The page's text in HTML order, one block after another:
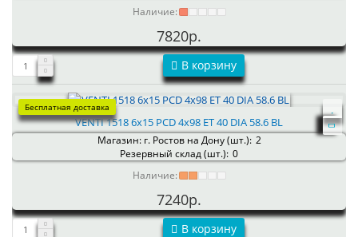
Наличие:
7820р.
В корзину
Бесплатная доставка
VENTI 1518 6x15 PCD 4x98 ET 40 DIA 58.6 BL
Магазин: г. Ростов на Дону (шт.): 2
Резервный склад (шт.): 0
Наличие:
7240р.
В корзину